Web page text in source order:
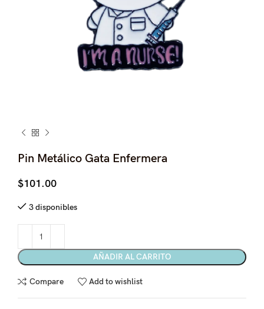
Pin Metálico Gata Enfermera
$101.00
3 disponibles
AÑADIR AL CARRITO
Compare Add to wishlist